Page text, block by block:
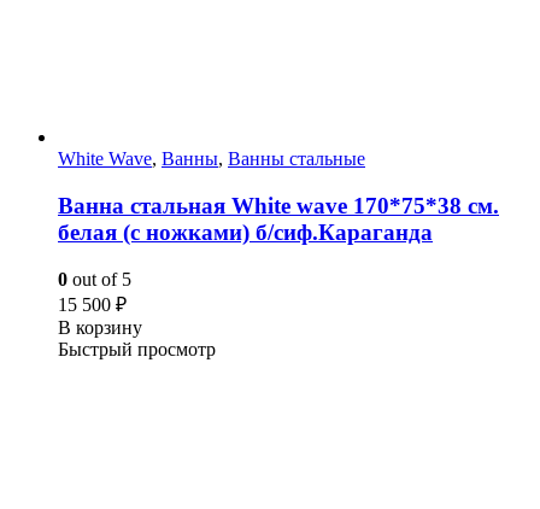
White Wave, Ванны, Ванны стальные
Ванна стальная White wave 170*75*38 cм.
белая (с ножками) б/сиф.Караганда
0 out of 5
15 500 ₽
В корзину
Быстрый просмотр